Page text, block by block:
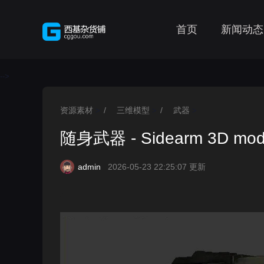
首页 新闻动态
-->
资源素材 / 三维模型 / 武器
随身武器 - Sidearm 3D
admin 2026-05-23 22:25:07 更新